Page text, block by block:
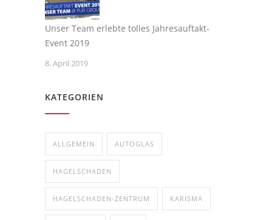
Unser Team erlebte tolles Jahresauftakt-
Event 2019
8. April 2019
KATEGORIEN
ALLGEMEIN AUTOGLAS
HAGELSCHADEN
HAGELSCHADEN-ZENTRUM KARISMA